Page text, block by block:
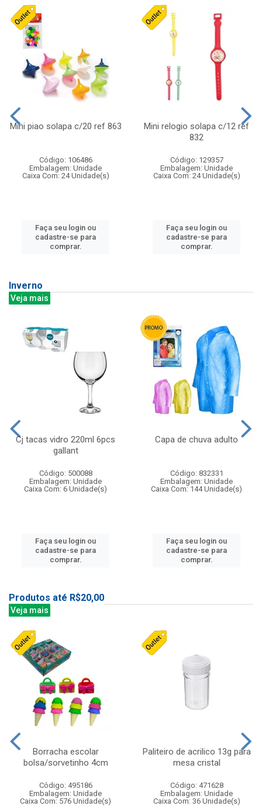
Mini piao solapa c/20 ref 863
Código: 106486
Embalagem: Unidade
Caixa Com: 24 Unidade(s)
Faça seu login ou
cadastre-se para
comprar.
Mini relogio solapa c/12 ref
832
Código: 129357
Embalagem: Unidade
Caixa Com: 24 Unidade(s)
Faça seu login ou
cadastre-se para
comprar.
Inverno
Veja mais
Cj tacas vidro 220ml 6pcs
gallant
Código: 500088
Embalagem: Unidade
Caixa Com: 6 Unidade(s)
Faça seu login ou
cadastre-se para
comprar.
Capa de chuva adulto
Código: 832331
Embalagem: Unidade
Caixa Com: 144 Unidade(s)
Faça seu login ou
cadastre-se para
comprar.
Produtos até R$20,00
Veja mais
Borracha escolar
bolsa/sorvetinho 4cm
Código: 495186
Embalagem: Unidade
Caixa Com: 576 Unidade(s)
Paliteiro de acrilico 13g para
mesa cristal
Código: 471628
Embalagem: Unidade
Caixa Com: 36 Unidade(s)